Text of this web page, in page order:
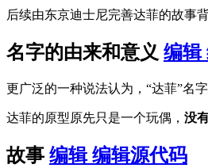
后续由东京迪士尼完善达菲的故事
名字的由来和意义 编辑
更广泛的一种说法认为，“达菲”名
达菲的原型原先只是一个玩偶， 没
故事 编辑 编辑源代码